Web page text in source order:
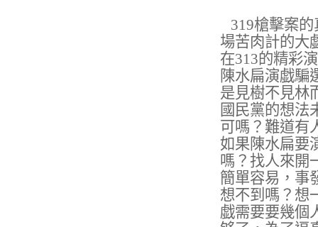
319槍擊案的
場苦肉計的大
在313的精彩
陳水扁演戯騙
是見樹不見林
國民黨的想法
可嗎？難道有
如果陳水扁要
嗎？找人來開
簡單容易，事
想不到嗎？想
戯需要要幾個